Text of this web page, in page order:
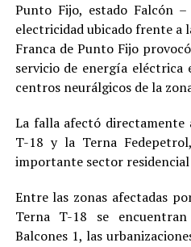
Punto Fijo, estado Falcón
electricidad ubicado frente a
Franca de Punto Fijo
servicio de energía eléctrica
centros neurálgicos de la
La falla afectó
T-18 y la Terna
importante sector
Entre las zonas afectadas
Terna T-18 se
Balcones 1, las